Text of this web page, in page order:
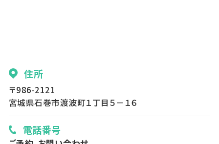
住所
〒986-2121
宮城県石巻市渡波町１丁目５－１６
電話番号